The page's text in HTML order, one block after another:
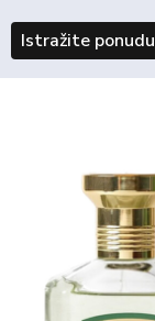
Istražite ponudu